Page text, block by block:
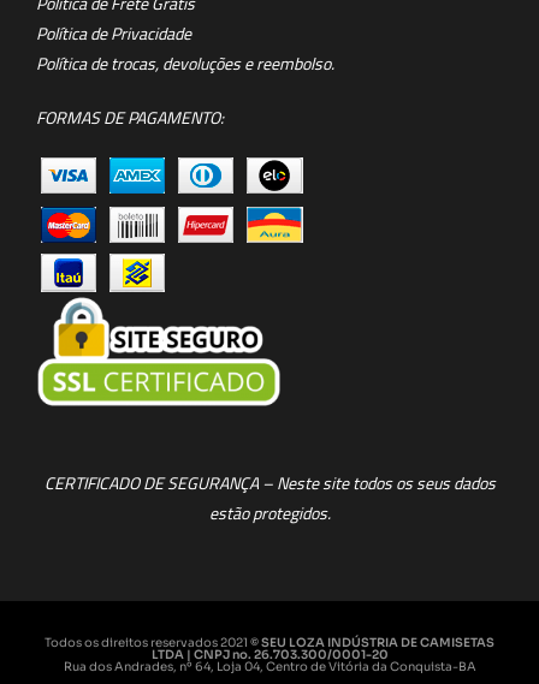
Política de Privacidade
Política de trocas, devoluções e reembolso.
FORMAS DE PAGAMENTO:
CERTIFICADO DE SEGURANÇA – Neste site todos os seus dados
estão protegidos.
Todos os direitos reservados 2021 © SEU LOZA INDÚSTRIA DE CAMISETAS
LTDA | CNPJ no. 26.703.300/0001-20
Rua dos Andrades, nº 64, Loja 04, Centro de Vitória da Conquista-BA